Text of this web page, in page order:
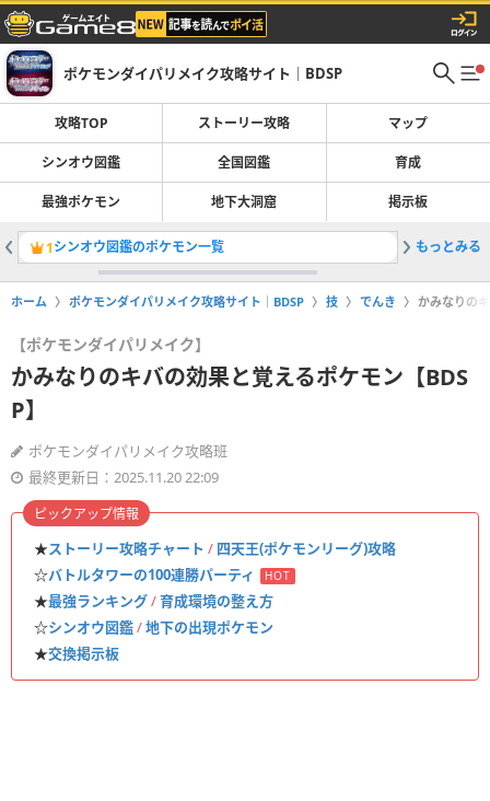
ポケモンダイパリメイク攻略サイト｜BDSP
攻略TOP ストーリー攻略 マップ
シンオウ図鑑 全国図鑑 育成
最強ポケモン 地下大洞窟 掲示板
1シンオウ図鑑のポケモン一覧 2迷いの
もっとみる
ホーム ポケモンダイパリメイク攻略サイト｜BDSP 技 でんき かみなりの
【ポケモンダイパリメイク】
かみなりのキバの効果と覚えるポケモン【BDS
P】
ポケモンダイパリメイク攻略班
最終更新日：2025.11.20 22:09
★ストーリー攻略チャート / 四天王(ポケモンリーグ)攻略
☆バトルタワーの100連勝パーティ HOT
★最強ランキング/育成環境の整え方
☆シンオウ図鑑/地下の出現ポケモン
★交換掲示板
ピックアップ情報